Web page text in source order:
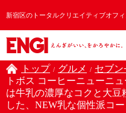
新宿区のトータルクリエイティブオフ
トップ / グルメ / セブン
トボス コーヒーニューニ
は牛乳の濃厚なコクと大豆
した、NEW乳な個性派コー